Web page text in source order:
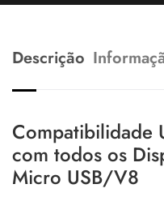
Descrição
Compatibilidade
com todos os
Micro USB/V8